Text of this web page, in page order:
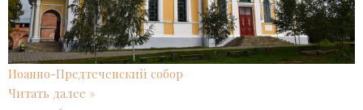
Иоанно-Предтеченский собор
Читать далее »